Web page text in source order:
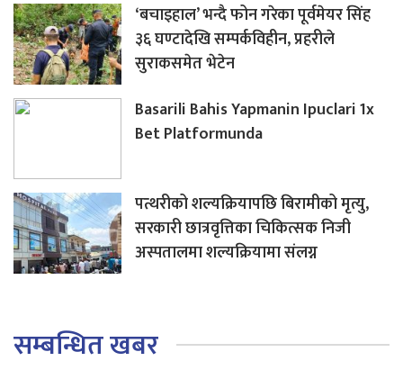
‘बचाइहाल’ भन्दै फोन गरेका पूर्वमेयर सिंह
३६ घण्टादेखि सम्पर्कविहीन, प्रहरीले
सुराकसमेत भेटेन
Basarili Bahis Yapmanin Ipuclari 1x
Bet Platformunda
पत्थरीको शल्यक्रियापछि बिरामीको मृत्यु,
सरकारी छात्रवृत्तिका चिकित्सक निजी
अस्पतालमा शल्यक्रियामा संलग्न
सम्बन्धित खबर